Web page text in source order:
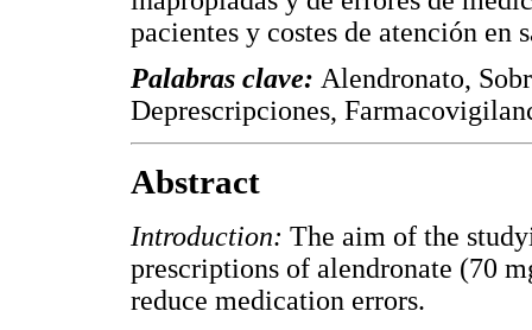
pacientes y costes de atención en
Palabras clave: Alendronato,
Deprescripciones,
Abstract
Introduction: The aim of the
prescriptions of alendronate (70
reduce medication errors.